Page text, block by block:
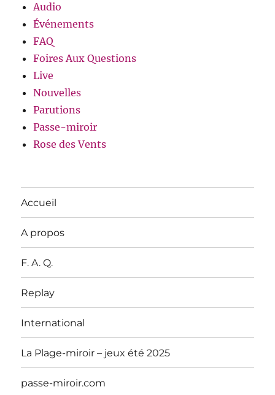
Audio
Événements
FAQ
Foires Aux Questions
Live
Nouvelles
Parutions
Passe-miroir
Rose des Vents
Accueil
A propos
F. A. Q.
Replay
International
La Plage-miroir – jeux été 2025
passe-miroir.com